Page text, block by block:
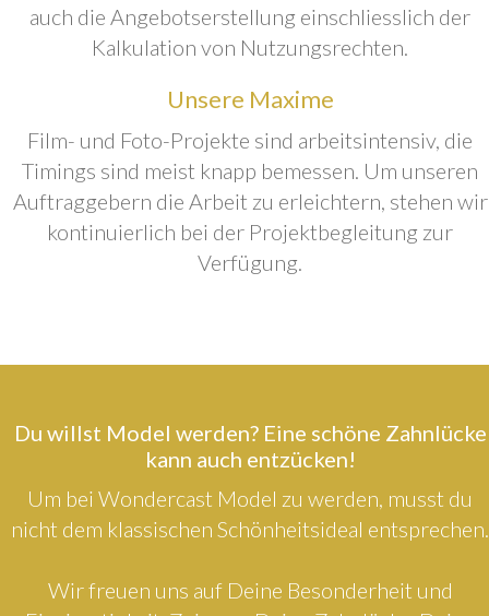
auch die Angebotserstellung einschliesslich der
Kalkulation von Nutzungsrechten.
Unsere Maxime
Film- und Foto-Projekte sind arbeitsintensiv, die
Timings sind meist knapp bemessen. Um unseren
Auftraggebern die Arbeit zu erleichtern, stehen wir
kontinuierlich bei der Projektbegleitung zur
Verfügung.
Du willst Model werden? Eine schöne Zahnlücke
kann auch entzücken!
Um bei Wondercast Model zu werden, musst du
nicht dem klassischen Schönheitsideal entsprechen.
Wir freuen uns auf Deine Besonderheit und